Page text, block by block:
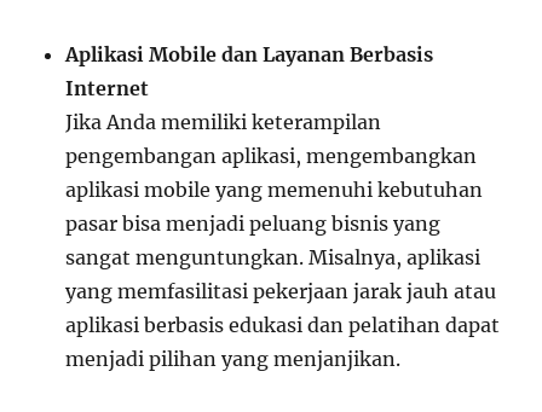
Aplikasi Mobile dan Layanan Berbasis
Internet
Jika Anda memiliki keterampilan
pengembangan aplikasi, mengembangkan
aplikasi mobile yang memenuhi kebutuhan
pasar bisa menjadi peluang bisnis yang
sangat menguntungkan. Misalnya, aplikasi
yang memfasilitasi pekerjaan jarak jauh atau
aplikasi berbasis edukasi dan pelatihan dapat
menjadi pilihan yang menjanjikan.